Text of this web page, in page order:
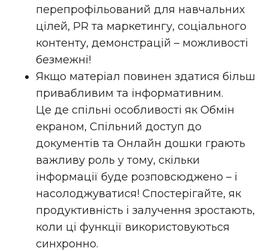
перепрофільований для навчальних
цілей, PR та маркетингу, соціального
контенту, демонстрацій – можливості
безмежні!
Якщо матеріал повинен здатися більш
привабливим та інформативним.
Це де спільні особливості як Обмін
екраном, Спільний доступ до
документів та Онлайн дошки грають
важливу роль у тому, скільки
інформації буде розповсюджено – і
насолоджуватися! Спостерігайте, як
продуктивність і залучення зростають,
коли ці функції використовуються
синхронно.